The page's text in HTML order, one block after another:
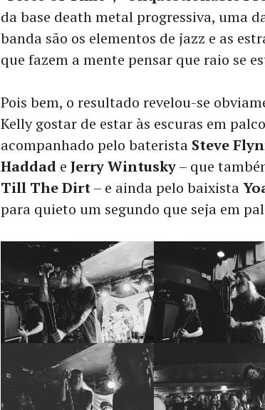
da base death metal progressiva, uma
banda são os elementos de jazz e as
que fazem a mente pensar que raio se
Pois bem, o resultado revelou-se
Kelly gostar de estar às escuras em
acompanhado pelo baterista Steve
Haddad e Jerry Wintusky– que
Till The Dirt– e ainda pelo baixista
para quieto um segundo que seja em